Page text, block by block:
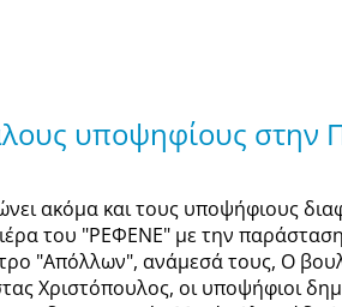
υποψηφίους
ακόμα και τους υποψήφιους
του "ΡΕΦΕΝΕ" με την
"Απόλλων", ανάμεσά τους, Ο
Χριστόπουλος, οι υποψήφιοι